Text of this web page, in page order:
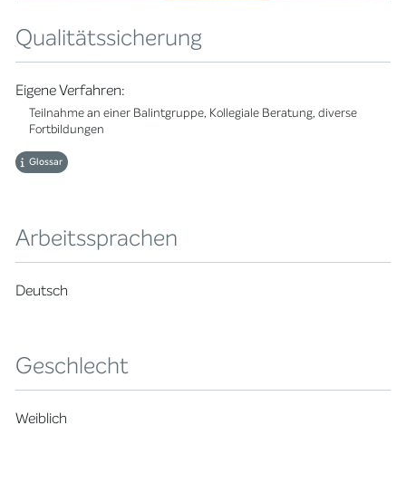
Qualitätssicherung
Eigene Verfahren:
Teilnahme an einer Balintgruppe, Kollegiale Beratung, diverse
Fortbildungen
Glossar
Arbeitssprachen
Deutsch
Geschlecht
Weiblich